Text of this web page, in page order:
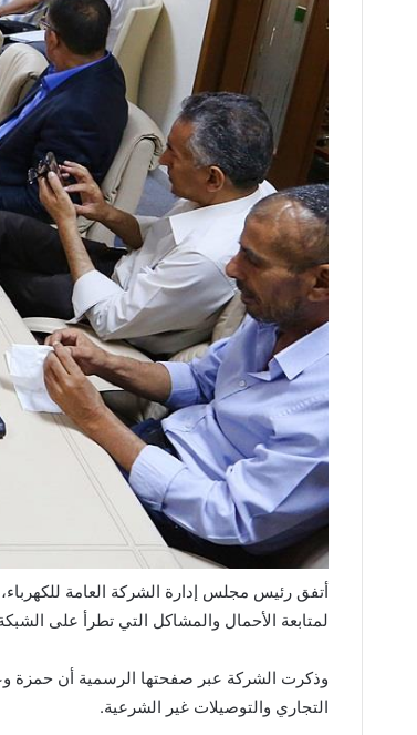
أتفق رئيس مجلس إدارة الشركة العامة
لمتابعة الأحمال والمشاكل التي تطرأ على الشبكة
وذكرت الشركة عبر صفحتها الرسمية أن حمزة
التجاري والتوصيلات غير الشرعية.